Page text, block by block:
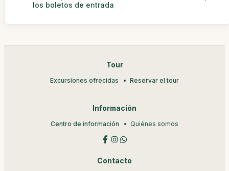
los boletos de entrada
Tour
Excursiones ofrecidas Reservar el tour
Información
Centro de información Quiénes somos
Contacto